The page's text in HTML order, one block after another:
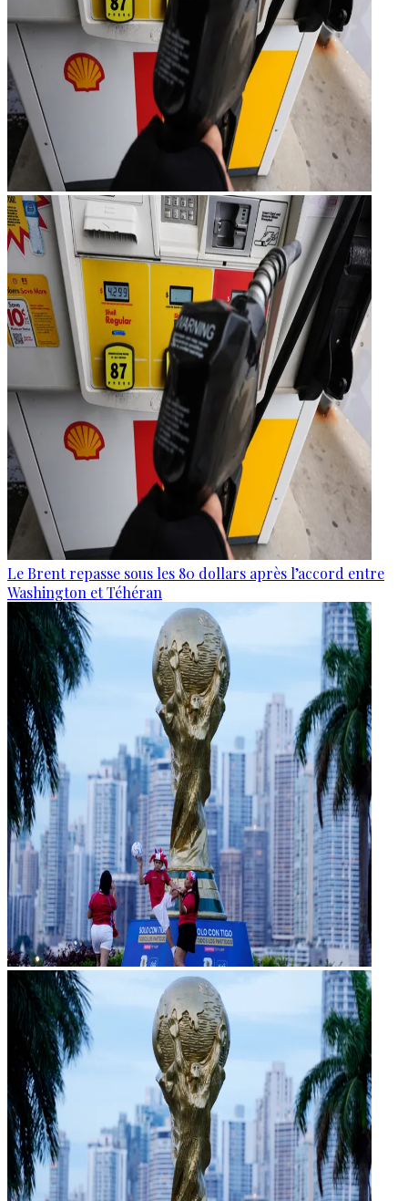
Le Brent repasse sous les 80 dollars après l’accord entre
Washington et Téhéran